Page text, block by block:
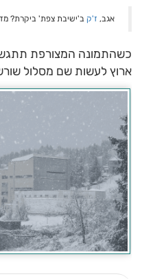
אגב, ז'ק ב'ישיבת צפת' ביקרת?
כשהתמונה המצורפת
ארוץ לעשות שם מסלול